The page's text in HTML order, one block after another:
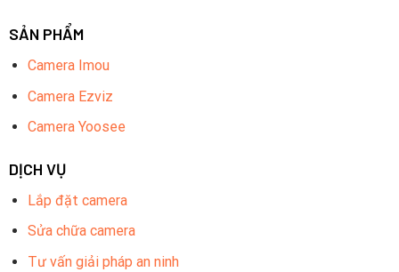
SẢN PHẨM
Camera Imou
Camera Ezviz
Camera Yoosee
DỊCH VỤ
Lắp đặt camera
Sửa chữa camera
Tư vấn giải pháp an ninh